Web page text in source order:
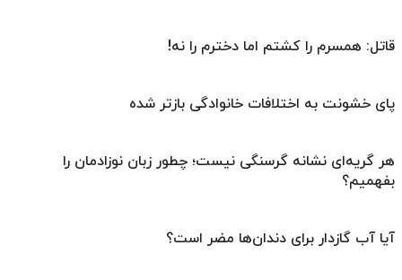
قاتل: همسرم را کشتم اما دخترم را نه!
پای خشونت به اختلافات خانوادگی بازتر شده
هر گریه‌ای نشانه گرسنگی نیست؛ چطور زبان نوزادمان را
بفهمیم؟
آیا آب گازدار برای دندان‌ها مضر است؟